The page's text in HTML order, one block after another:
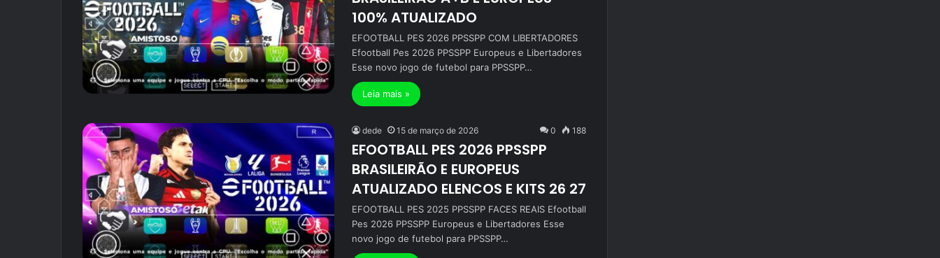
100% ATUALIZADO
EFOOTBALL PES 2026 PPSSPP COM LIBERTADORES
Efootball Pes 2026 PPSSPP Europeus e Libertadores
Esse novo jogo de futebol para PPSSPP…
Leia mais »
dede 15 de março de 2026 0 188
EFOOTBALL PES 2026 PPSSPP
BRASILEIRÃO E EUROPEUS
ATUALIZADO ELENCOS E KITS 26 27
EFOOTBALL PES 2025 PPSSPP FACES REAIS Efootball
Pes 2026 PPSSPP Europeus e Libertadores Esse
novo jogo de futebol para PPSSPP…